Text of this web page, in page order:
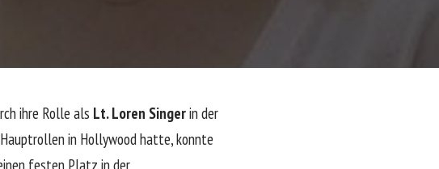
ihre Rolle als Lt. Loren Singerin der
in Hollywood hatte, konnte
festen Platz in der